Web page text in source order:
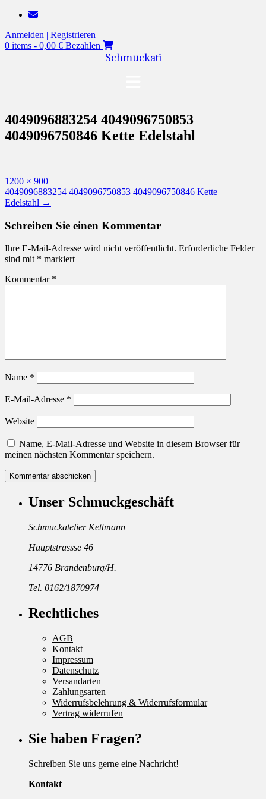
Zum
springen
Anmelden | Registrieren
0 items - 0,00 € Bezahlen
Schmuckati
4049096883254 4049096750853
4049096750846 Kette Edelstahl
Originalgröße
1200 × 900
Beitragsnavigation
4049096883254 4049096750853 4049096750846 Kette
Edelstahl →
Schreiben Sie einen Kommentar
Ihre E-Mail-Adresse wird nicht veröffentlicht. Erforderliche Felder
sind mit * markiert
Kommentar *
Name *
E-Mail-Adresse *
Website
Name, E-Mail-Adresse und Website in diesem Browser für
meinen nächsten Kommentar speichern.
Unser Schmuckgeschäft
Schmuckatelier Kettmann
Hauptstrassse 46
14776 Brandenburg/H.
Tel. 0162/1870974
Rechtliches
AGB
Kontakt
Impressum
Datenschutz
Versandarten
Zahlungsarten
Widerrufsbelehrung & Widerrufsformular
Vertrag widerrufen
Sie haben Fragen?
Schreiben Sie uns gerne eine Nachricht!
Kontakt